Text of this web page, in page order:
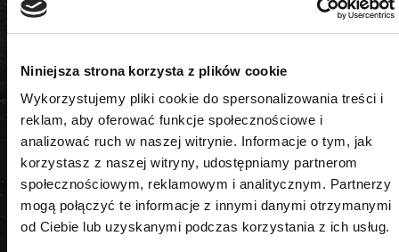
Niniejsza strona korzysta z plików cookie
Wykorzystujemy pliki cookie do spersonalizowania treści i
reklam, aby oferować funkcje społecznościowe i
analizować ruch w naszej witrynie. Informacje o tym, jak
korzystasz z naszej witryny, udostępniamy partnerom
społecznościowym, reklamowym i analitycznym. Partnerzy
mogą połączyć te informacje z innymi danymi otrzymanymi
od Ciebie lub uzyskanymi podczas korzystania z ich usług.
Rozmiary
6x2,5 mm, 7x2 mm, 8x2 mm, 9x2 mm, 10x2 mm,
12x3 mm, 13x3 mm, 14x2,5 mm, 17x2,5 mm, 18x4
mm, 20x2 mm, 22x2 mm
Zastosowanie
uszczelnianie połączeń